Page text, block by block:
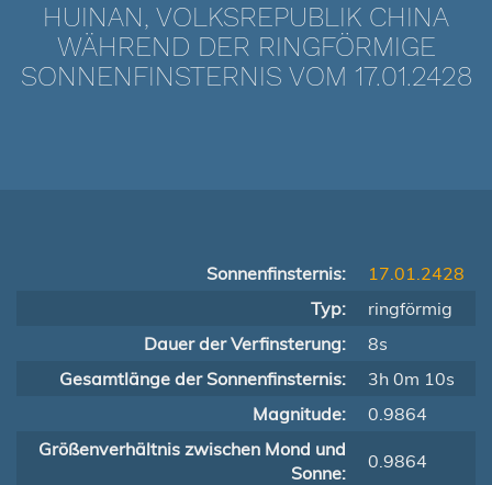
HUINAN, VOLKSREPUBLIK CHINA
WÄHREND DER RINGFÖRMIGE
SONNENFINSTERNIS VOM 17.01.2428
Sonnenfinsternis:
17.01.2428
Typ:
ringförmig
Dauer der Verfinsterung:
8s
Gesamtlänge der Sonnenfinsternis:
3h 0m 10s
Magnitude:
0.9864
Größenverhältnis zwischen Mond und
Sonne:
0.9864